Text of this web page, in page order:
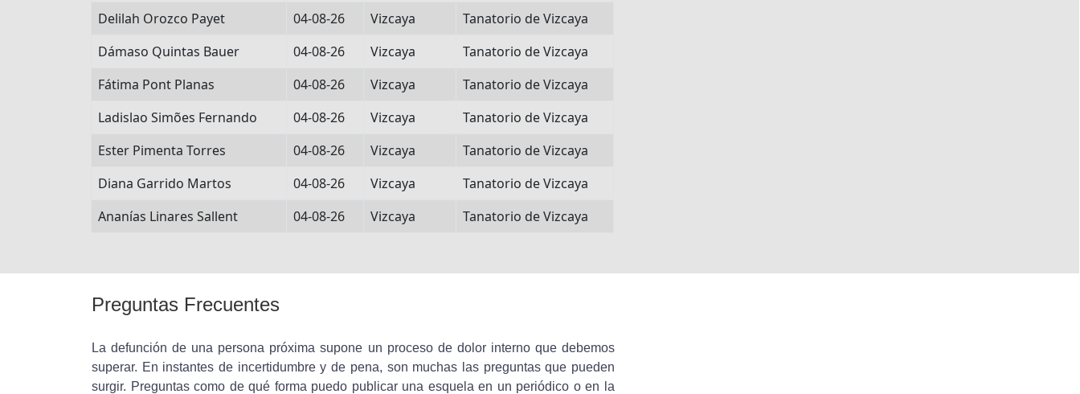
Delilah Orozco Payet
04-08-26 Vizcaya
Tanatorio de Vizcaya
Dámaso Quintas Bauer
04-08-26 Vizcaya
Tanatorio de Vizcaya
Fátima Pont Planas
04-08-26 Vizcaya
Tanatorio de Vizcaya
Ladislao Simões Fernando
04-08-26 Vizcaya
Tanatorio de Vizcaya
Ester Pimenta Torres
04-08-26 Vizcaya
Tanatorio de Vizcaya
Diana Garrido Martos
04-08-26 Vizcaya
Tanatorio de Vizcaya
Ananías Linares Sallent
04-08-26 Vizcaya Tanatorio de Vizcaya
Preguntas Frecuentes
La defunción de una persona próxima supone un proceso de dolor interno que debemos
superar. En instantes de incertidumbre y de pena, son muchas las preguntas que pueden
surgir. Preguntas como de qué forma puedo publicar una esquela en un periódico o en la